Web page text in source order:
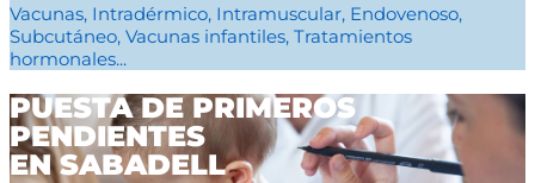
Vacunas, Intradérmico, Intramuscular, Endovenoso,
Subcutáneo, Vacunas infantiles, Tratamientos
hormonales...
PUESTA DE PRIMEROS
PENDIENTES
EN SABADELL